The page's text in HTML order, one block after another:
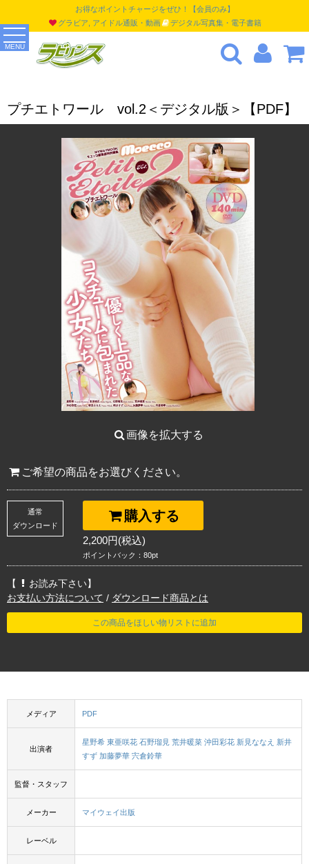
MENU
お得なポイントチャージをぜひ！【会員のみ】
グラビア, アイドル通販・動画
デジタル写真集・電子書籍
プチエトワール vol.2＜デジタル版＞【PDF】
画像を拡大する
ご希望の商品をお選びください。
購入する
通常
ダウンロード
2,200円(税込)
ポイントバック：80pt
【
お読み下さい】
お支払い方法について / ダウンロード商品とは
この商品をほしい物リストに追加
メディア PDF
出演者
星野希 東亜咲花 石野瑠見 荒井暖菜 沖田彩花 新見ななえ
新井
すず 加藤夢華 宍倉鈴華
監督・スタッフ
メーカー マイウェイ出版
レーベル